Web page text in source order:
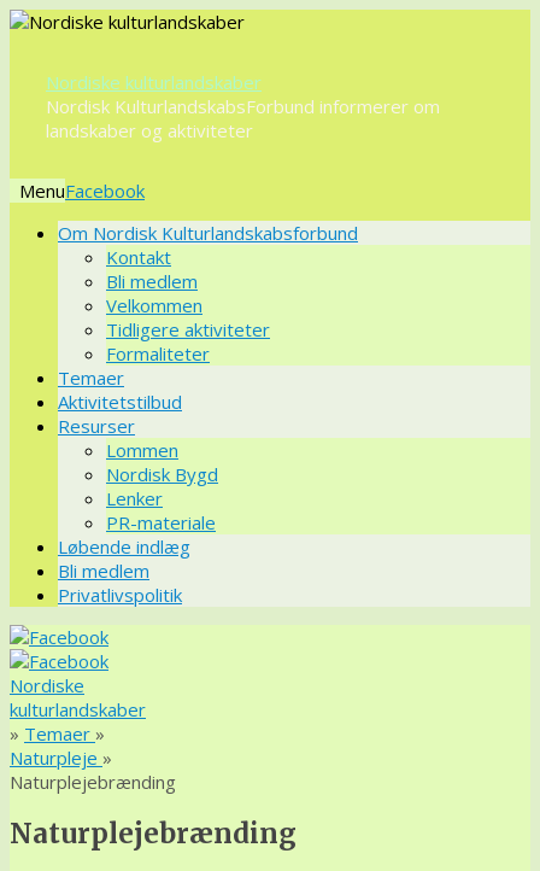
Nordiske kulturlandskaber
Nordisk KulturlandskabsForbund informerer om
landskaber og aktiviteter
Menu
VidereOm Nordisk Kulturlandskabsforbund
Kontakt
Bli medlem
Velkommen
Tidligere aktiviteter
Formaliteter
Temaer
Aktivitetstilbud
Resurser
Lommen
Nordisk Bygd
Lenker
PR-materiale
Løbende indlæg
Bli medlem
Privatlivspolitik
Nordiske
kulturlandskaber
» Temaer »
Naturpleje »
Naturplejebrænding
Naturplejebrænding